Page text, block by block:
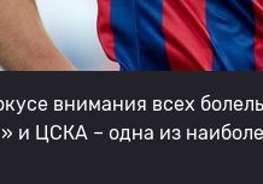
внимания всех
и ЦСКА – одна из